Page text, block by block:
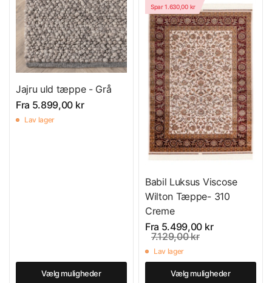
Jajru uld tæppe - Grå
Fra 5.899,00 kr
Lav lager
Vælg muligheder
Spar 1.630,00 kr
Babil Luksus Viscose
Wilton Tæppe- 310
Creme
Fra 5.499,00 kr
7.129,00 kr
Lav lager
Vælg muligheder